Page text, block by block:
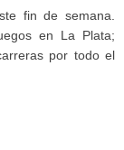
fin de semana.
en La Plata;
por todo el